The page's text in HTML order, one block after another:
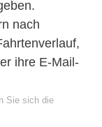
nach
ihre E-Mail-
Sie sich die